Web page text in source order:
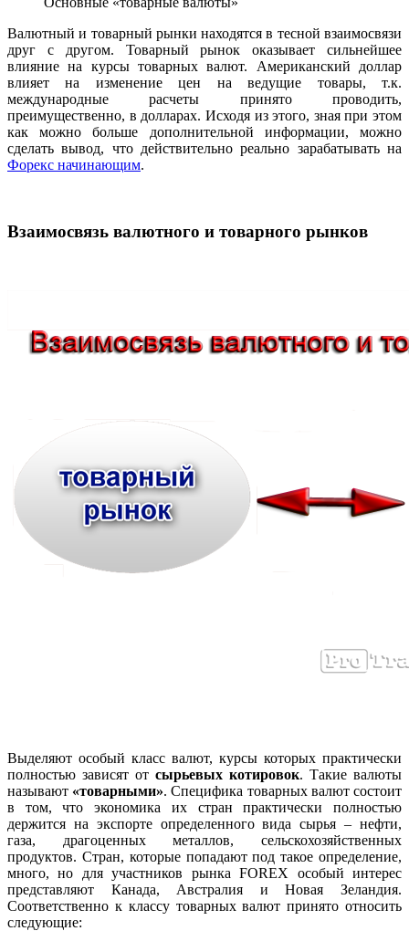
Валютный и товарный рынки находятся в тесной взаимосвязи
друг с другом. Товарный рынок оказывает сильнейшее
влияние на курсы товарных валют. Американский доллар
влияет на изменение цен на ведущие товары, т.к.
международные расчеты принято проводить,
преимущественно, в долларах. Исходя из этого, зная при этом
как можно больше дополнительной информации, можно
сделать вывод, что действительно реально зарабатывать на
Форекс начинающим.
Взаимосвязь валютного и товарного рынков
Выделяют особый класс валют, курсы которых практически
полностью зависят от сырьевых котировок. Такие валюты
называют «товарными». Специфика товарных валют состоит
в том, что экономика их стран практически полностью
держится на экспорте определенного вида сырья – нефти,
газа, драгоценных металлов, сельскохозяйственных
продуктов. Стран, которые попадают под такое определение,
много, но для участников рынка FOREX особый интерес
представляют Канада, Австралия и Новая Зеландия.
Соответственно к классу товарных валют принято относить
следующие: